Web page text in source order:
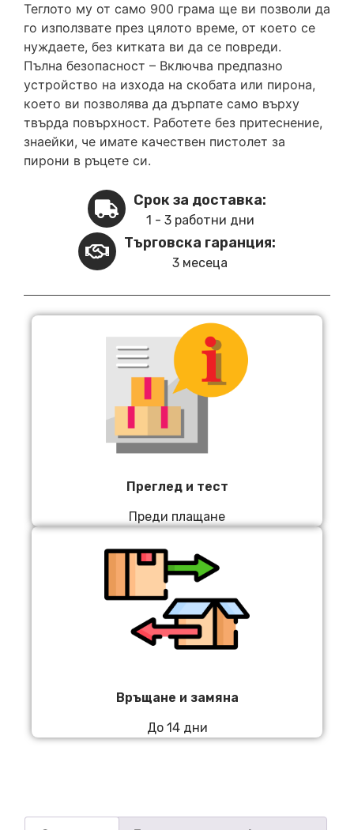
Теглото му от само 900 грама ще ви позволи да
го използвате през цялото време, от което се
нуждаете, без китката ви да се повреди.
Пълна безопасност – Включва предпазно
устройство на изхода на скобата или пирона,
което ви позволява да дърпате само върху
твърда повърхност. Работете без притеснение,
знаейки, че имате качествен пистолет за
пирони в ръцете си.
Срок за доставка:
1 - 3 работни дни
Търговска гаранция:
3 месеца
Преглед и тест
Преди плащане
Връщане и замяна
До 14 дни